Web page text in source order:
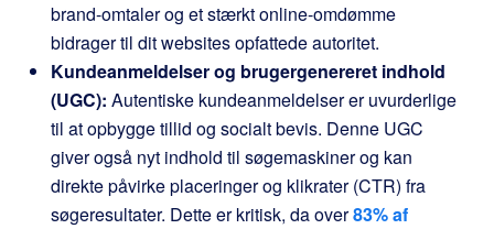
brand-omtaler og et stærkt online-omdømme
bidrager til dit websites opfattede autoritet.
Kundeanmeldelser og brugergenereret indhold
(UGC): Autentiske kundeanmeldelser er uvurderlige
til at opbygge tillid og socialt bevis. Denne UGC
giver også nyt indhold til søgemaskiner og kan
direkte påvirke placeringer og klikrater (CTR) fra
søgeresultater. Dette er kritisk, da over83% af